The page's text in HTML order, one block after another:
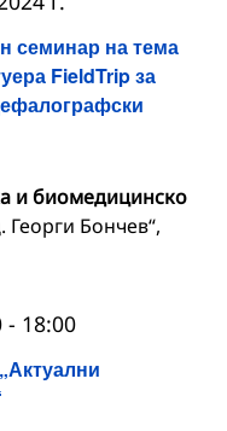
семинар на тема
FieldTrip за
и биомедицинско
Георги Бончев“,
- 18:00